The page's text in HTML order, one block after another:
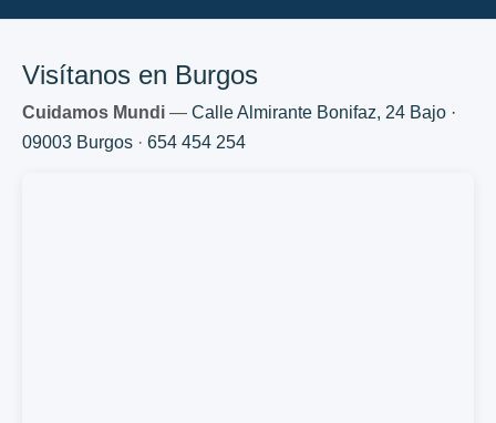
Visítanos en Burgos
Cuidamos Mundi — Calle Almirante Bonifaz, 24 Bajo ·
09003 Burgos · 654 454 254